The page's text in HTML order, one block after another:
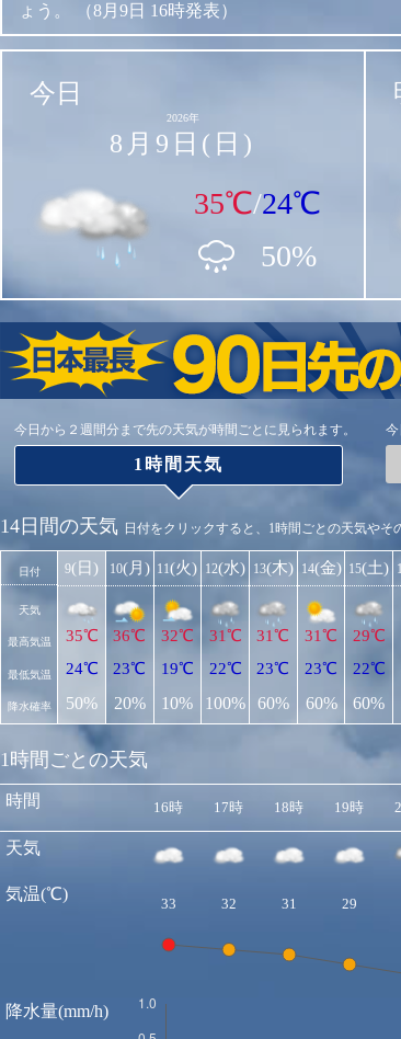
ょう。
（8月9日 16時発表）
今日
2026年
8月9日(日)
35℃/24℃
50%
今日から２週間分まで先の天気が時間ごとに見られます。
1時間天気
今
14日間の天気 日付をクリックすると、1時間ごとの天気やそ
日付
天気
最高気温
最低気温
降水確率
9(日)
35℃
24℃
50%
10(月)
36℃
23℃
20%
11(火)
32℃
19℃
10%
12(水)
31℃
22℃
100%
13(木)
31℃
23℃
60%
14(金)
31℃
23℃
60%
15(土)
29℃
22℃
60%
1時間ごとの天気
時間
天気
気温(℃)
降水量(mm/h)
16時 17時 18時 19時
33 32 31 29